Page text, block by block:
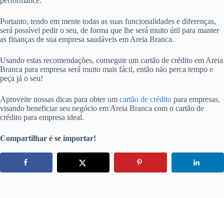
Portanto, tendo em mente todas as suas funcionalidades e diferenças,
será possível pedir o seu, de forma que lhe será muito útil para manter
as finanças de sua empresa saudáveis em Areia Branca.
Usando estas recomendações, conseguir um cartão de crédito em Areia
Branca para empresa será muito mais fácil, então não perca tempo e
peça já o seu!
Aproveite nossas dicas para obter um cartão de crédito para empresas,
visando beneficiar seu negócio em Areia Branca com o cartão de
crédito para empresa ideal.
Compartilhar é se importar!